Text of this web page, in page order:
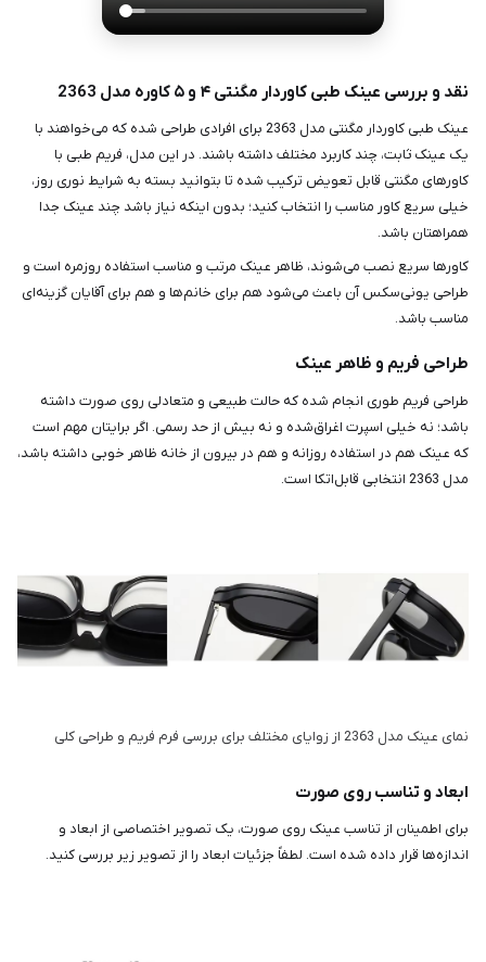
نقد و بررسی عینک طبی کاوردار مگنتی ۴ و ۵ کاوره مدل 2363
عینک طبی کاوردار مگنتی مدل 2363 برای افرادی طراحی شده که می‌خواهند با
یک عینک ثابت، چند کاربرد مختلف داشته باشند. در این مدل، فریم طبی با
کاورهای مگنتی قابل تعویض ترکیب شده تا بتوانید بسته به شرایط نوری روز،
خیلی سریع کاور مناسب را انتخاب کنید؛ بدون اینکه نیاز باشد چند عینک جدا
همراهتان باشد.
کاورها سریع نصب می‌شوند، ظاهر عینک مرتب و مناسب استفاده روزمره است و
طراحی یونی‌سکس آن باعث می‌شود هم برای خانم‌ها و هم برای آقایان گزینه‌ای
مناسب باشد.
طراحی فریم و ظاهر عینک
طراحی فریم طوری انجام شده که حالت طبیعی و متعادلی روی صورت داشته
باشد؛ نه خیلی اسپرت اغراق‌شده و نه بیش از حد رسمی. اگر برایتان مهم است
که عینک هم در استفاده روزانه و هم در بیرون از خانه ظاهر خوبی داشته باشد،
مدل 2363 انتخابی قابل‌اتکا است.
نمای عینک مدل 2363 از زوایای مختلف برای بررسی فرم فریم و طراحی کلی
ابعاد و تناسب روی صورت
برای اطمینان از تناسب عینک روی صورت، یک تصویر اختصاصی از ابعاد و
اندازه‌ها قرار داده شده است. لطفاً جزئیات ابعاد را از تصویر زیر بررسی کنید.